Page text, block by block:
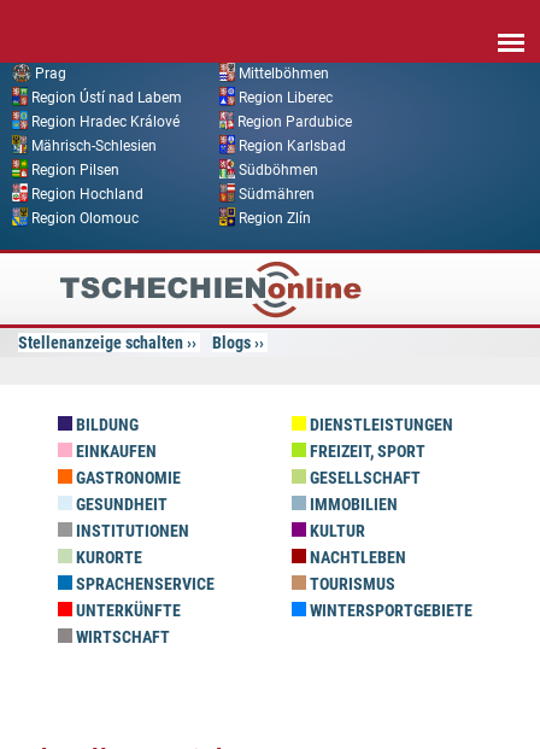
Prag
Mittelböhmen
Region Ústí nad Labem
Region Liberec
Region Hradec Králové
Region Pardubice
Mährisch-Schlesien
Region Karlsbad
Region Pilsen
Südböhmen
Region Hochland
Südmähren
Region Olomouc
Region Zlín
Tschechien
Online
Stellenanzeige schalten Blogs
BILDUNG
DIENSTLEISTUNGEN
EINKAUFEN
FREIZEIT, SPORT
GASTRONOMIE
GESELLSCHAFT
GESUNDHEIT
IMMOBILIEN
INSTITUTIONEN
KULTUR
KURORTE
NACHTLEBEN
SPRACHENSERVICE
TOURISMUS
UNTERKÜNFTE
WINTERSPORTGEBIETE
WIRTSCHAFT